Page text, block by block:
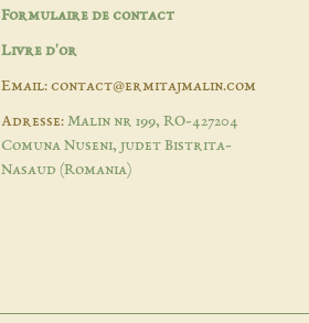
Formulaire de contact
Livre d'or
Email: contact@ermitajmalin.com
Adresse: Malin nr 199, RO-427204
Comuna Nuseni, judet Bistrita-
Nasaud (Romania)